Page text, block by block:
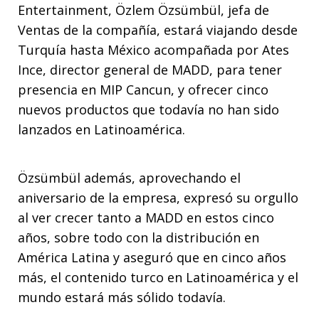
Entertainment, Özlem Özsümbül, jefa de
Ventas de la compañía, estará viajando desde
Turquía hasta México acompañada por Ates
Ince, director general de MADD, para tener
presencia en MIP Cancun, y ofrecer cinco
nuevos productos que todavía no han sido
lanzados en Latinoamérica.
Özsümbül además, aprovechando el
aniversario de la empresa, expresó su orgullo
al ver crecer tanto a MADD en estos cinco
años, sobre todo con la distribución en
América Latina y aseguró que en cinco años
más, el contenido turco en Latinoamérica y el
mundo estará más sólido todavía.